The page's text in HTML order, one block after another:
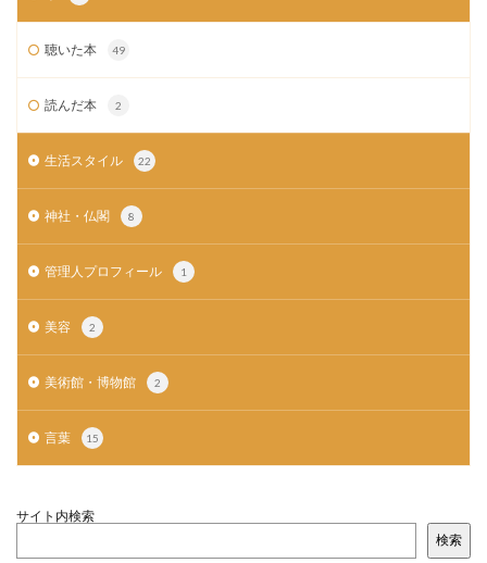
聴いた本 49
読んだ本 2
生活スタイル 22
神社・仏閣 8
管理人プロフィール 1
美容 2
美術館・博物館 2
言葉 15
サイト内検索
検索